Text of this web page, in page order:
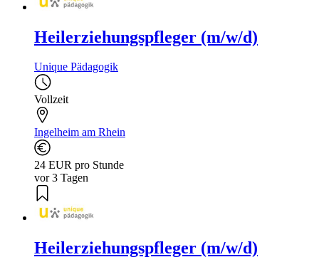
Heilerziehungspfleger (m/w/d)
Unique Pädagogik
Vollzeit
Ingelheim am Rhein
24 EUR pro Stunde
vor 3 Tagen
Heilerziehungspfleger (m/w/d)